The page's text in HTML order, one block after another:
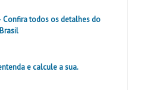
Confira todos os detalhes do
e calcule a sua.